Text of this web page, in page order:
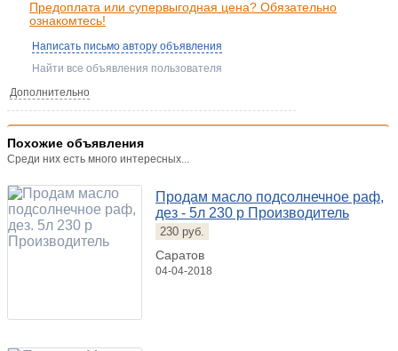
Предоплата или супервыгодная цена? Обязательно
ознакомтесь!
Написать письмо автору объявления
Найти все объявления пользователя
Дополнительно
Похожие объявления
Среди них есть много интересных...
Продам масло подсолнечное раф,
дез - 5л 230 р Производитель
230 руб.
Саратов
04-04-2018